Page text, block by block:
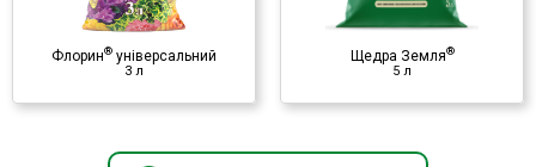
Флорин® універсальний
3 л
Щедра Земля®
5 л
♦ органічні домішки
♦ вапнякові домішки
♦ добрива